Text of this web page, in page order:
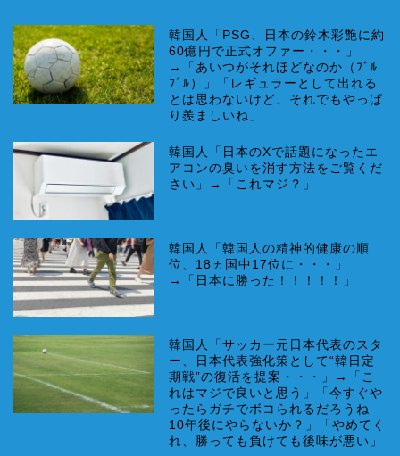
韓国人「PSG、日本の鈴木彩艶に約
60億円で正式オファー・・・」
→「あいつがそれほどなのか（ﾌﾞﾙ
ﾌﾞﾙ）」「レギュラーとして出れる
とは思わないけど、それでもやっぱ
り羨ましいね」
韓国人「日本のXで話題になったエ
アコンの臭いを消す方法をご覧くだ
さい」→「これマジ？」
韓国人「韓国人の精神的健康の順
位、18ヵ国中17位に・・・」
→「日本に勝った！！！！！」
韓国人「サッカー元日本代表のスタ
ー、日本代表強化策として“韓日定
期戦”の復活を提案・・・」→「こ
れはマジで良いと思う」「今すぐや
ったらガチでボコられるだろうね
10年後にやらないか？」「やめてく
れ、勝っても負けても後味が悪い」